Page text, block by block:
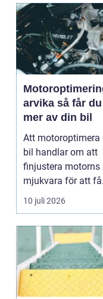
arvika så får du ut
mer av din bil
Att motoroptimera
bil handlar om att
finjustera motorns
mjukvara för att få
bättre respons, mer
10 juli 2026